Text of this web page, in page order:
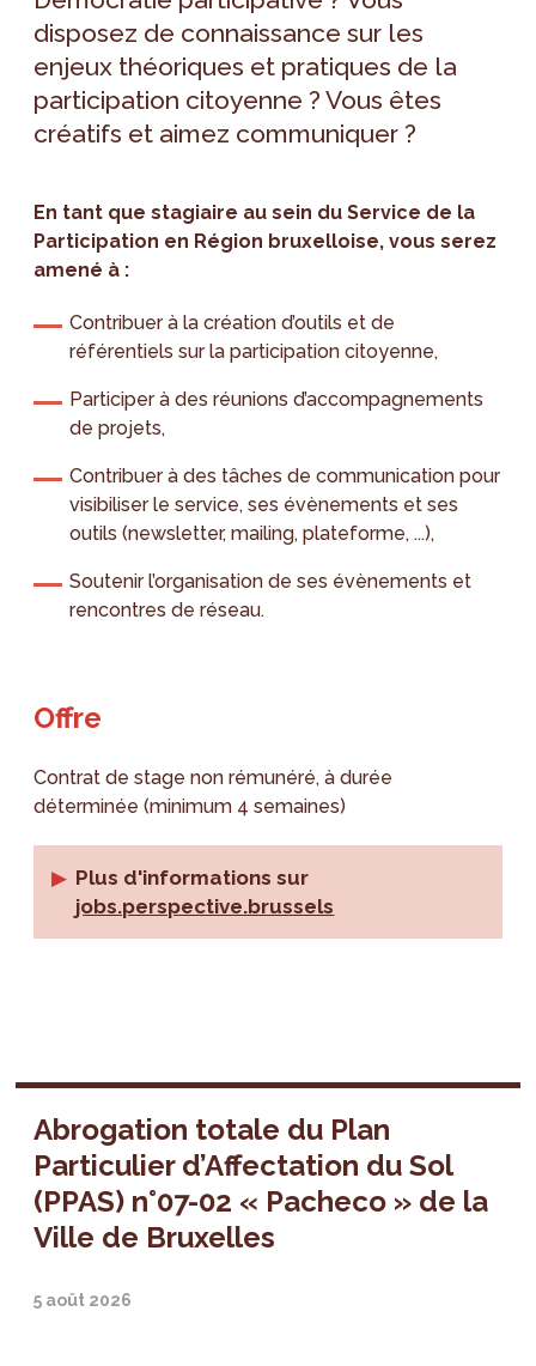
disposez de connaissance sur les
enjeux théoriques et pratiques de la
participation citoyenne ? Vous êtes
créatifs et aimez communiquer ?
En tant que stagiaire au sein du Service de la
Participation en Région bruxelloise, vous serez
amené à :
Contribuer à la création d’outils et de
référentiels sur la participation citoyenne,
Participer à des réunions d’accompagnements
de projets,
Contribuer à des tâches de communication pour
visibiliser le service, ses évènements et ses
outils (newsletter, mailing, plateforme, ...),
Soutenir l’organisation de ses évènements et
rencontres de réseau.
Offre
Contrat de stage non rémunéré, à durée
déterminée (minimum 4 semaines)
Plus d'informations sur
jobs.perspective.brussels
Abrogation totale du Plan
Particulier d’Affectation du Sol
(PPAS) n°07-02 « Pacheco » de la
Ville de Bruxelles
5 août 2026